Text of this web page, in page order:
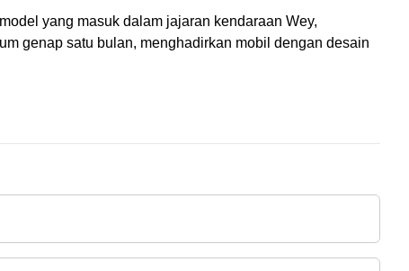
yang masuk dalam jajaran kendaraan Wey,
genap satu bulan, menghadirkan mobil dengan desain